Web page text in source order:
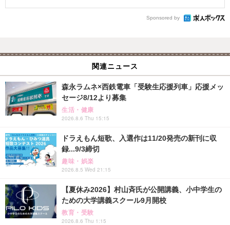
Sponsored by
関連ニュース
森永ラムネ×西鉄電車「受験生応援列車」応援メッ
セージ8/12より募集
生活・健康
2026.8.6 Thu 15:15
ドラえもん短歌、入選作は11/20発売の新刊に収
録...9/3締切
趣味・娯楽
2026.8.5 Wed 21:15
【夏休み2026】村山斉氏が公開講義、小中学生の
ための大学講義スクール9月開校
教育・受験
2026.8.6 Thu 1:15